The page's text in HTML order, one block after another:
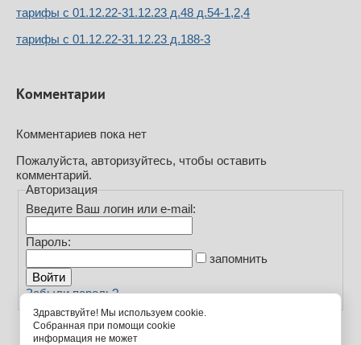
тарифы с 01.12.22-31.12.23 д.48 д.54-1,2,4
тарифы с 01.12.22-31.12.23 д.188-3
Комментарии
Комментариев пока нет
Пожалуйста, авторизуйтесь, чтобы оставить
комментарий.
Авторизация
Введите Ваш логин или e-mail:
Пароль:
запомнить
Забыли пароль?
Здравствуйте! Мы используем cookie.
Собранная при помощи cookie
информация не может